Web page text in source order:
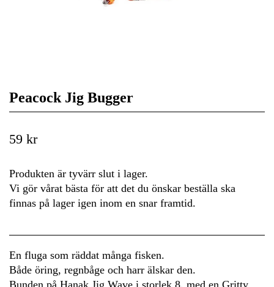
Peacock Jig Bugger
59 kr
Produkten är tyvärr slut i lager.
Vi gör vårat bästa för att det du önskar beställa ska
finnas på lager igen inom en snar framtid.
En fluga som räddat många fisken.
Både öring, regnbåge och harr älskar den.
Bunden på Hanak Jig Wave i storlek 8, med en Gritty